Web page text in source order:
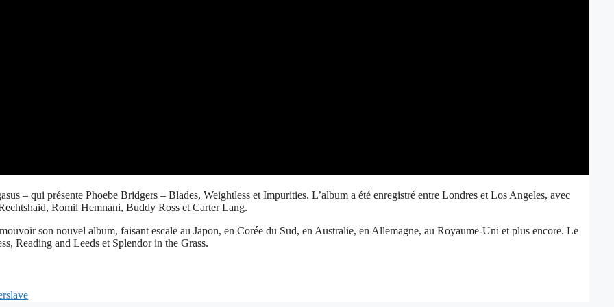
– qui présente Phoebe Bridgers – Blades, Weightless et Impurities. L’album a été enregistré entre Londres et Los Angeles, avec
Romil Hemnani, Buddy Ross et Carter Lang.
son nouvel album, faisant escale au Japon, en Corée du Sud, en Australie, en Allemagne, au Royaume-Uni et plus encore. Le
Reading and Leeds et Splendor in the Grass.